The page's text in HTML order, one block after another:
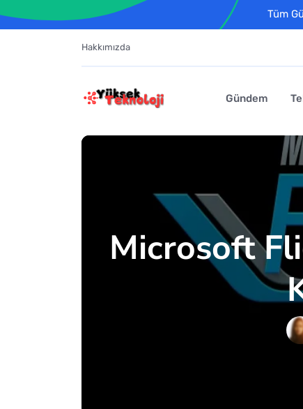
Tüm
Hakkımızda
Gündem
Microsoft